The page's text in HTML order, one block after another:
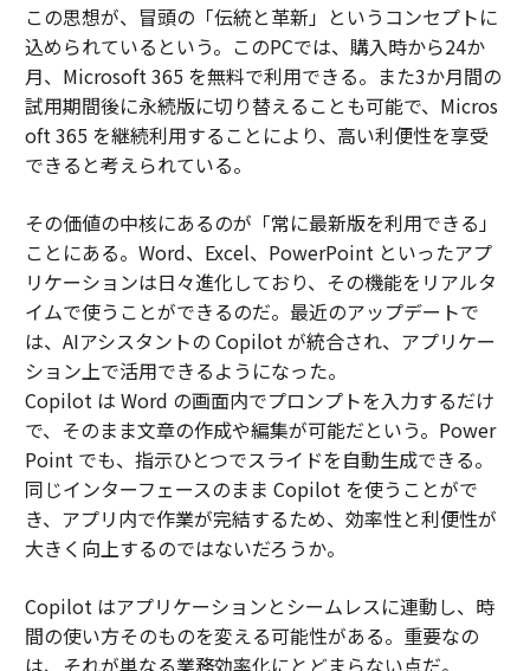
この思想が、冒頭の「伝統と革新」というコンセプトに
込められているという。このPCでは、購入時から24か
月、Microsoft 365 を無料で利用できる。また3か月間の
試用期間後に永続版に切り替えることも可能で、Micros
oft 365 を継続利用することにより、高い利便性を享受
できると考えられている。
その価値の中核にあるのが「常に最新版を利用できる」
ことにある。Word、Excel、PowerPoint といったアプ
リケーションは日々進化しており、その機能をリアルタ
イムで使うことができるのだ。最近のアップデートで
は、AIアシスタントの Copilot が統合され、アプリケー
ション上で活用できるようになった。
Copilot は Word の画面内でプロンプトを入力するだけ
で、そのまま文章の作成や編集が可能だという。Power
Point でも、指示ひとつでスライドを自動生成できる。
同じインターフェースのまま Copilot を使うことがで
き、アプリ内で作業が完結するため、効率性と利便性が
大きく向上するのではないだろうか。
Copilot はアプリケーションとシームレスに連動し、時
間の使い方そのものを変える可能性がある。重要なの
は、それが単なる業務効率化にとどまらない点だ。